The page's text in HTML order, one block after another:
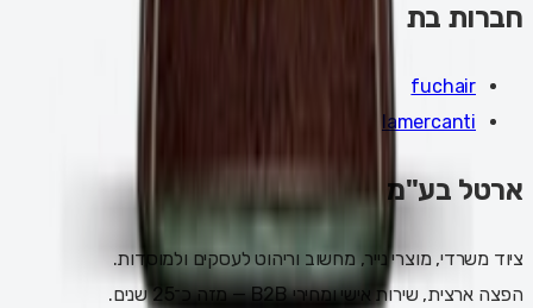
חברות בת
fuchair
lamercanti
ארטל בע"מ
ציוד משרדי, מוצרי נייר, מחשוב וריהוט לעסקים ולמוסדות.
הפצה ארצית, שירות אישי ומחירי B2B — מזה כ־25 שנים.